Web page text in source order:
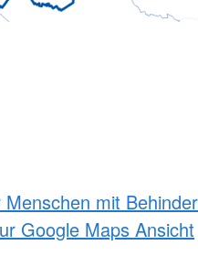
mit
Google Maps Ansicht